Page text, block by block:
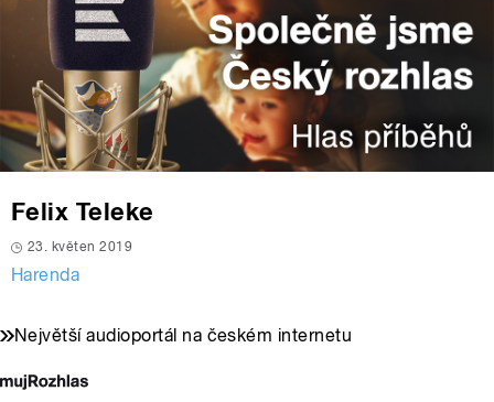
Felix Teleke
23. květen 2019
Harenda
Největší audioportál na českém internetu